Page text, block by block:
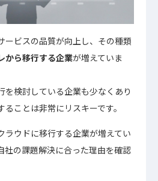
ービスの品質が向上し、その種類
から移行する企業が増えていま
を検討している企業も少なくあり
ことは非常にリスキーです。
ラウドに移行する企業が増えてい
社の課題解決に合った理由を確認